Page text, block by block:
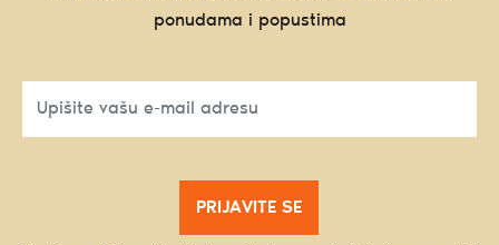
ponudama i popustima
PRIJAVITE SE